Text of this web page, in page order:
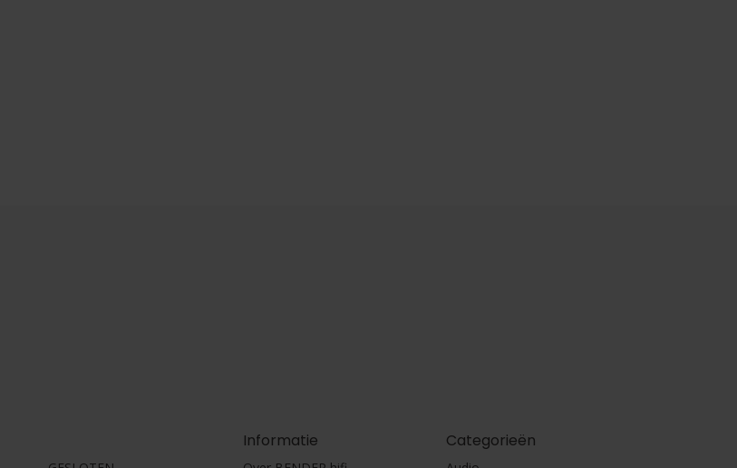
Informatie Categorieën